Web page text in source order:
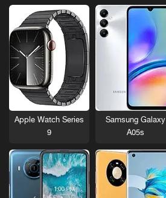
Samsung Galaxy
A05s
Apple Watch Series
9